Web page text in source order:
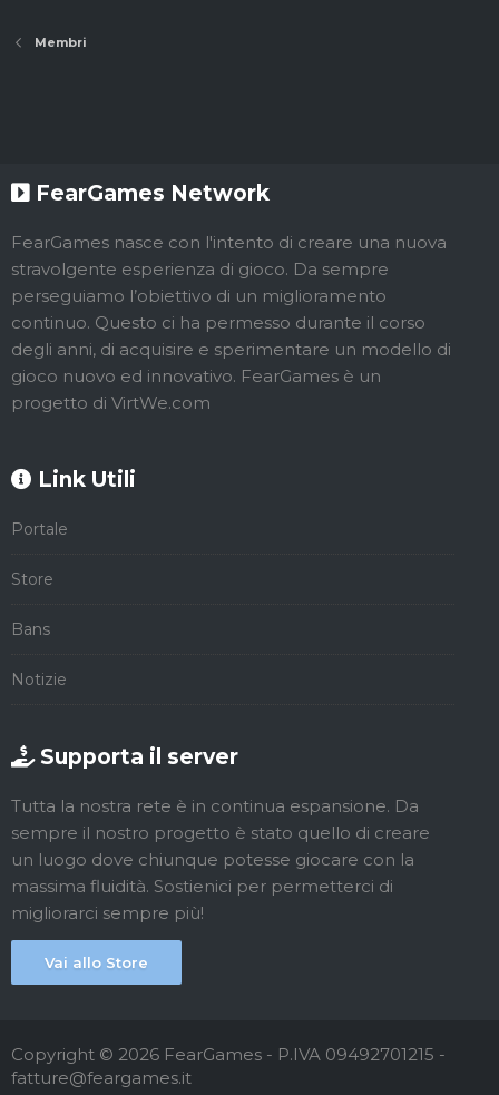
Membri
FearGames Network
FearGames nasce con l'intento di creare una nuova
stravolgente esperienza di gioco. Da sempre
perseguiamo l’obiettivo di un miglioramento
continuo. Questo ci ha permesso durante il corso
degli anni, di acquisire e sperimentare un modello di
gioco nuovo ed innovativo. FearGames è un
progetto di VirtWe.com
Link Utili
Portale
Store
Bans
Notizie
Supporta il server
Tutta la nostra rete è in continua espansione. Da
sempre il nostro progetto è stato quello di creare
un luogo dove chiunque potesse giocare con la
massima fluidità. Sostienici per permetterci di
migliorarci sempre più!
Vai allo Store
Copyright © 2026 FearGames - P.IVA 09492701215 -
fatture@feargames.it